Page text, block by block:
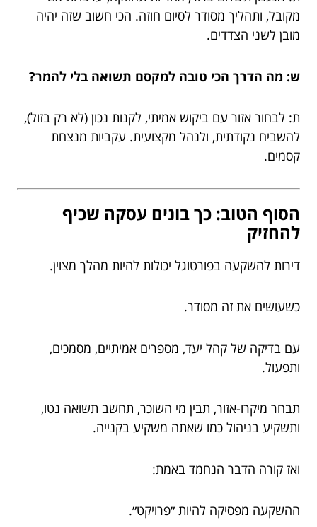
מקובל, ותהליך מסודר לסיום חוזה. הכי חשוב שזה יהיה
מובן לשני הצדדים.
ש: מה הדרך הכי טובה למקסם תשואה בלי להמר?
ת: לבחור אזור עם ביקוש אמיתי, לקנות נכון (לא רק בזול),
להשביח נקודתית, ולנהל מקצועית. עקביות מנצחת
קסמים.
הסוף הטוב: כך בונים עסקה שכיף
להחזיק
דירות להשקעה בפורטוגל יכולות להיות מהלך מצוין.
כשעושים את זה מסודר.
עם בדיקה של קהל יעד, מספרים אמיתיים, מסמכים,
ותפעול.
תבחר מיקרו-אזור, תבין מי השוכר, תחשב תשואה נטו,
ותשקיע בניהול כמו שאתה משקיע בקנייה.
ואז קורה הדבר הנחמד באמת:
ההשקעה מפסיקה להיות ״פרויקט״.